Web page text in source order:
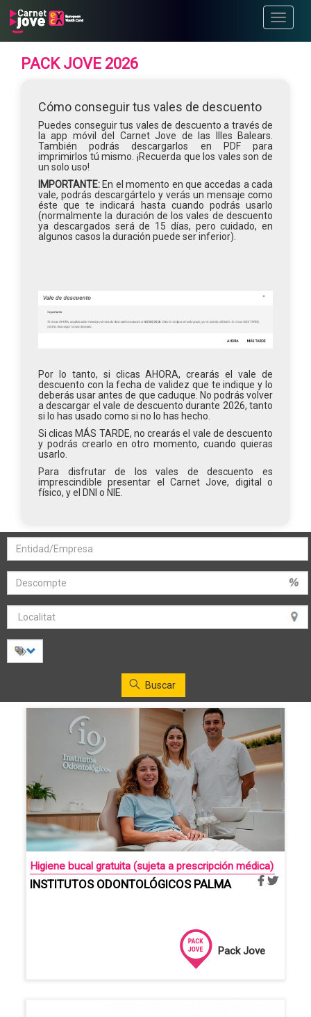
Toggle
PACK JOVE 2026
Cómo conseguir tus vales de descuento
Puedes conseguir tus vales de descuento a través de
la app móvil del Carnet Jove de las Illes Balears.
También podrás descargarlos en PDF para
imprimirlos tú mismo. ¡Recuerda que los vales son de
un solo uso!
IMPORTANTE: En el momento en que accedas a cada
vale, podrás descargártelo y verás un mensaje como
éste que te indicará hasta cuando podrás usarlo
(normalmente la duración de los vales de descuento
ya descargados será de 15 días, pero cuidado, en
algunos casos la duración puede ser inferior).
Por lo tanto, si clicas AHORA, crearás el vale de
descuento con la fecha de validez que te indique y lo
deberás usar antes de que caduque. No podrás volver
a descargar el vale de descuento durante 2026, tanto
si lo has usado como si no lo has hecho.
Si clicas MÁS TARDE, no crearás el vale de descuento
y podrás crearlo en otro momento, cuando quieras
usarlo.
Para disfrutar de los vales de descuento es
imprescindible presentar el Carnet Jove, digital o
físico, y el DNI o NIE.
Buscar
Pack Jove
Higiene bucal gratuita (sujeta a prescripción médica)
INSTITUTOS ODONTOLÓGICOS PALMA